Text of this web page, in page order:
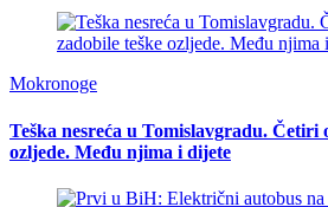
Mokronoge
Teška nesreća u Tomislavgradu. Četiri
ozljede. Među njima i dijete